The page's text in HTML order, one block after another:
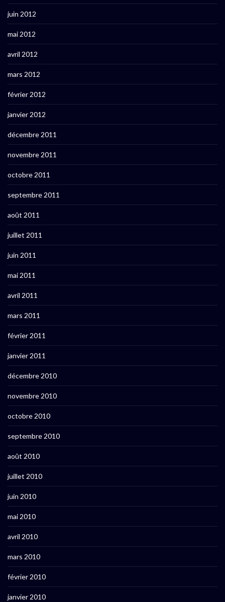
juin 2012
mai 2012
avril 2012
mars 2012
février 2012
janvier 2012
décembre 2011
novembre 2011
octobre 2011
septembre 2011
août 2011
juillet 2011
juin 2011
mai 2011
avril 2011
mars 2011
février 2011
janvier 2011
décembre 2010
novembre 2010
octobre 2010
septembre 2010
août 2010
juillet 2010
juin 2010
mai 2010
avril 2010
mars 2010
février 2010
janvier 2010